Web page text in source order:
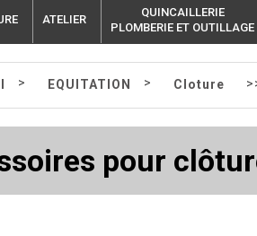
ATELIER
QUINCAILLERIE
PLOMBERIE ET OUTILLAGE
> EQUITATION > Cloture
pour